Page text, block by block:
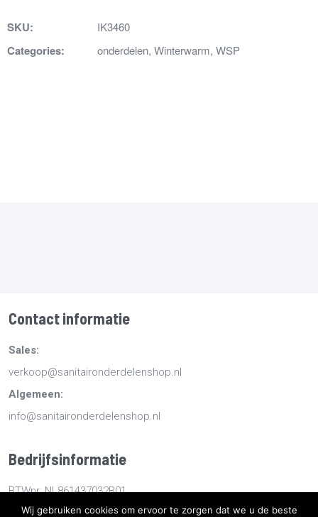
aantal
SKU: IK3460
Categories: onderdelen, Winterwarm, WSP
Contact informatie
Sales:
verkoop@sanitaironderdelenshop.nl
Algemeen:
info@sanitaironderdelenshop.nl
Bedrijfsinformatie
BTWnr: NL861437032B01
KvKnr: 78527112
Wij gebruiken cookies om ervoor te zorgen dat we u de beste